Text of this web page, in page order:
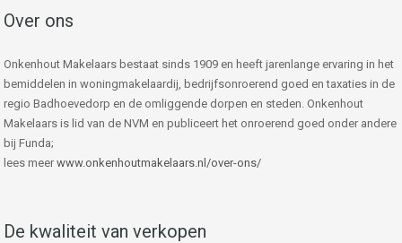
Over ons
Onkenhout Makelaars bestaat sinds 1909 en heeft jarenlange ervaring in het
bemiddelen in woningmakelaardij, bedrijfsonroerend goed en taxaties in de
regio Badhoevedorp en de omliggende dorpen en steden. Onkenhout
Makelaars is lid van de NVM en publiceert het onroerend goed onder andere
bij Funda;
lees meer www.onkenhoutmakelaars.nl/over-ons/
De kwaliteit van verkopen